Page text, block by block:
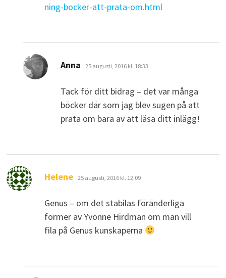
ning-bocker-att-prata-om.html
Anna skriver:
25 augusti, 2016 kl. 18:33
Tack för ditt bidrag – det var många
böcker där som jag blev sugen på att
prata om bara av att läsa ditt inlägg!
Helene skriver:
25 augusti, 2016 kl. 12:09
Genus – om det stabilas föränderliga
former av Yvonne Hirdman om man vill
fila på Genus kunskaperna